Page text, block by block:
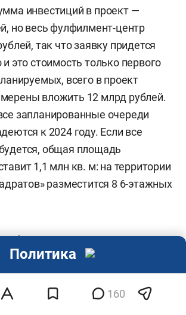
инвестиций в проект —
но весь фулфилмент-центр
так что заявку придется
это стоимость только первого
всего в проект
вложить 12 млрд рублей.
запланированные очереди
к 2024 году. Если все
общая площадь
1,1 млн кв. м: на территории
разместится 8 6-этажных
«ФАКТОРИИ»
ОБВИНИЛ СЫНА
160
Политика